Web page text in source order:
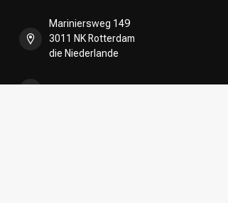
Mariniersweg 149
3011 NK Rotterdam
die Niederlande